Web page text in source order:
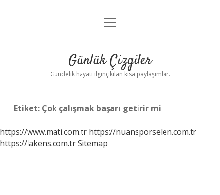
Anasayfa
Yasal Uyarı
menüyü
Günlük Çizgiler
Gündelik hayatı ilginç kılan kısa paylaşımlar.
Etiket: Çok çalışmak başarı getirir mi
https://www.mati.com.tr https://nuansporselen.com.tr
https://lakens.com.trSitemap